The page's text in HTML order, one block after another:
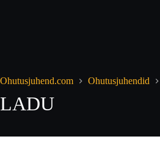
Ohutusjuhend.com Ohutusjuhendid
LADU